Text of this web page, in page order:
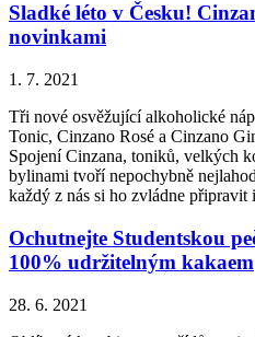
Sladké léto v Česku!
novinkami
1. 7. 2021
Tři nové osvěžující alkoholické
Tonic, Cinzano Rosé a Cinzano
Spojení Cinzana, toniků, velkých
bylinami tvoří nepochybně
každý z nás si ho zvládne připravit
Ochutnejte Studentskou
100% udržitelným kakaem
28. 6. 2021